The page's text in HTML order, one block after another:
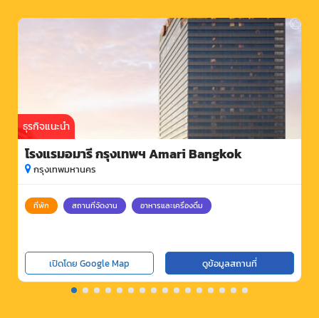
ธุรกิจแนะนำ
โรงแรมอมารี กรุงเทพฯ Amari Bangkok
กรุงเทพมหานคร
ที่พัก สถานที่จัดงาน อาหารและเครื่องดื่ม
เปิดโดย Google Map ดูข้อมูลสถานที่